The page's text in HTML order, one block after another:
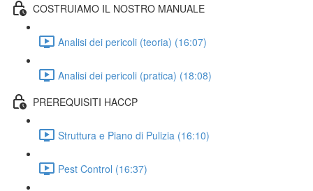
COSTRUIAMO IL NOSTRO MANUALE
Analisi dei pericoli (teoria) (16:07)
Analisi dei pericoli (pratica) (18:08)
PREREQUISITI HACCP
Struttura e Piano di Pulizia (16:10)
Pest Control (16:37)